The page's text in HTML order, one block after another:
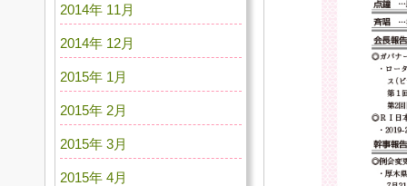
2014年 11月
2014年 12月
2015年 1月
2015年 2月
2015年 3月
2015年 4月